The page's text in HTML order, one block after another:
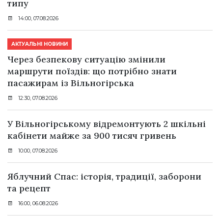
типу
14:00, 07.08.2026
АКТУАЛЬНІ НОВИНИ
Через безпекову ситуацію змінили
маршрути поїздів: що потрібно знати
пасажирам із Вільногірська
12:30, 07.08.2026
У Вільногірському відремонтують 2 шкільні
кабінети майже за 900 тисяч гривень
10:00, 07.08.2026
Яблучний Спас: історія, традиції, заборони
та рецепт
16:00, 06.08.2026